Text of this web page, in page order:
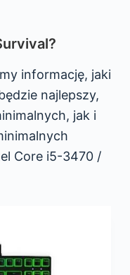
informację, jaki
najlepszy,
jak i
Core i5-3470 /